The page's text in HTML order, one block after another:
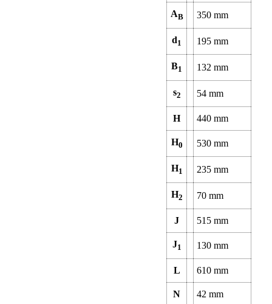
AB 350mm
d1 195mm
B1 132mm
s2 54mm
H 440mm
H0 530mm
H1 235mm
H2 70mm
J 515mm
J1 130mm
L 610mm
N 42mm